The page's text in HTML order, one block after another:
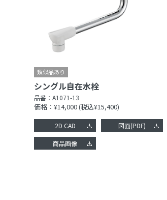
シングル自在水栓
品番：A1071-13
価格：¥14,000(税込¥15,400)
2D CAD 図面(PDF)
商品画像